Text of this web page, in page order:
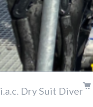
i.a.c. Dry Suit Diver